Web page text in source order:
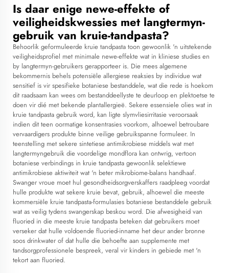
Is daar enige newe-effekte of
veiligheidskwessies met langtermyn-
gebruik van kruie-tandpasta?
Behoorlik geformuleerde kruie tandpasta toon gewoonlik 'n uitstekende
veiligheidsprofiel met minimale newe-effekte wat in kliniese studies en
by langtermyn-gebruikers gerapporteer is. Die mees algemene
bekommernis behels potensiële allergiese reaksies by individue wat
sensitief is vir spesifieke botaniese bestanddele, wat die rede is hoekom
dit raadsaam kan wees om bestanddeellyste te deurloop en plektoetse te
doen vir dié met bekende plantallergieë. Sekere essensiele olies wat in
kruie tandpasta gebruik word, kan ligte slymvliesirritasie veroorsaak
indien dit teen oormatige konsentrasies voorkom, alhoewel betroubare
vervaardigers produkte binne veilige gebruikspanne formuleer. In
teenstelling met sekere sintetiese antimikrobiese middels wat met
langtermyngebruik die voordelige mondflora kan ontwrig, vertoon
botaniese verbindings in kruie tandpasta gewoonlik selektiewe
antimikrobiese aktiwiteit wat 'n beter mikrobiome-balans handhaaf.
Swanger vroue moet hul gesondheidsorgverskaffers raadpleeg voordat
hulle produkte wat sekere kruie bevat, gebruik, alhoewel die meeste
kommersiële kruie tandpasta-formulasies botaniese bestanddele gebruik
wat as veilig tydens swangerskap beskou word. Die afwesigheid van
fluoried in die meeste kruie tandpasta beteken dat gebruikers moet
verseker dat hulle voldoende fluoried-inname het deur ander bronne
soos drinkwater of dat hulle die behoefte aan supplemente met
tandsorgprofessionele bespreek, veral vir kinders in gebiede met 'n
tekort aan fluoried.